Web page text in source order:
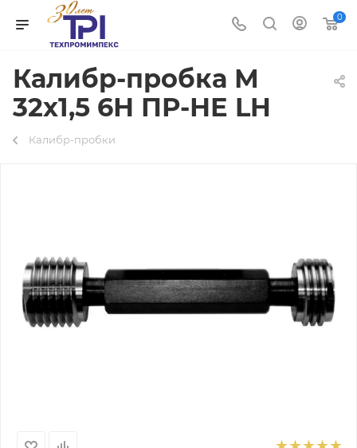
0
Калибр-пробка М
32х1,5 6Н ПР-НЕ LH
Калибр-пробки